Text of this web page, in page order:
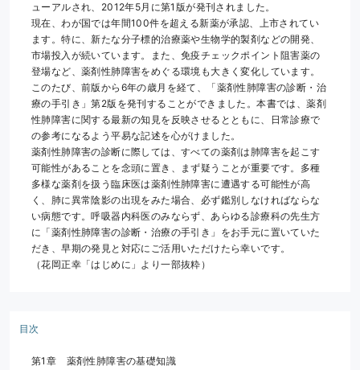
ューアルされ、2012年5月に第1版が発刊されました。
現在、わが国では年間100件を超える新薬が承認、上市されてい
ます。特に、新たな分子標的治療薬や生物学的製剤などの開発、
市場投入が続いています。また、免疫チェックポイント阻害薬の
登場など、薬剤性肺障害をめぐる環境も大きく変化しています。
このたび、前版から6年の歳月を経て、「薬剤性肺障害の診断・治
療の手引き」第2版を発刊することができました。本書では、薬剤
性肺障害に関する最新の知見を反映させるとともに、日常診療で
の参考になるよう平易な記述を心がけました。
薬剤性肺障害の診断に際しては、すべての薬剤は肺障害を起こす
可能性があることを念頭に置き、まず疑うことが重要です。多種
多様な薬剤を扱う臨床医は薬剤性肺障害に遭遇する可能性が高
く、肺に異常陰影の出現をみた場合、必ず鑑別しなければならな
い病態です。呼吸器内科医のみならず、あらゆる診療科の先生方
に「薬剤性肺障害の診断・治療の手引き」をお手元に置いていた
だき、早期の発見と対応にご活用いただけたら幸いです。
（花岡正幸「はじめに」より一部抜粋）
目次
第1章　薬剤性肺障害の基礎知識